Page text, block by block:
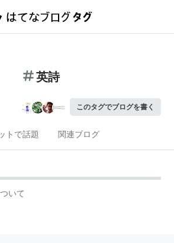
英詩
このタグでブログを書く
トで話題 関連ブログ
いて